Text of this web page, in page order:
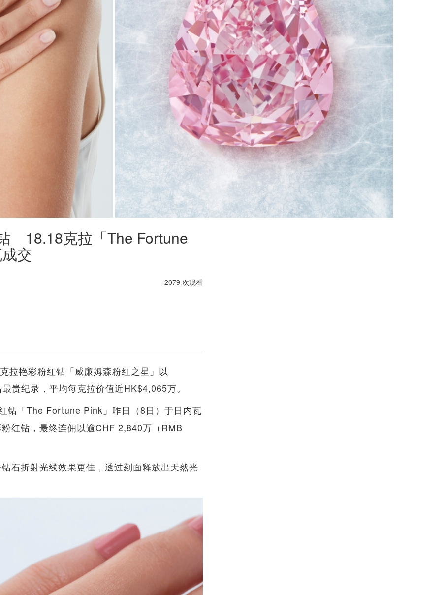
18.18克拉「The Fortune
交
2079 次观看
拉艳彩粉红钻「威廉姆森粉红之星」以
贵纪录，平均每克拉价值近HK$4,065万。
钻「The Fortune Pink」昨日（8日）于日内瓦
红钻，最终连佣以逾CHF 2,840万（RMB
石折射光线效果更佳，透过刻面释放出天然光